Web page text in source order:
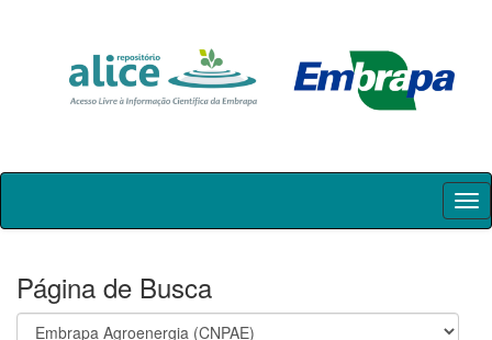
Skip
Página de Busca